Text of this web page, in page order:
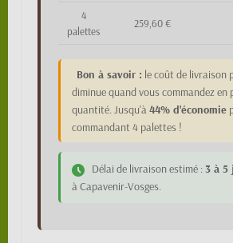
4
palettes
259,60 €
Bon à savoir : le coût de livraison
diminue quand vous commandez en
quantité. Jusqu'à44% d'économie
commandant 4 palettes !
Délai de livraison estimé : 3 à 5
à Capavenir-Vosges.